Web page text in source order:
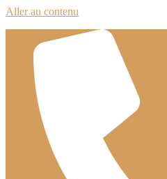
Aller au contenu